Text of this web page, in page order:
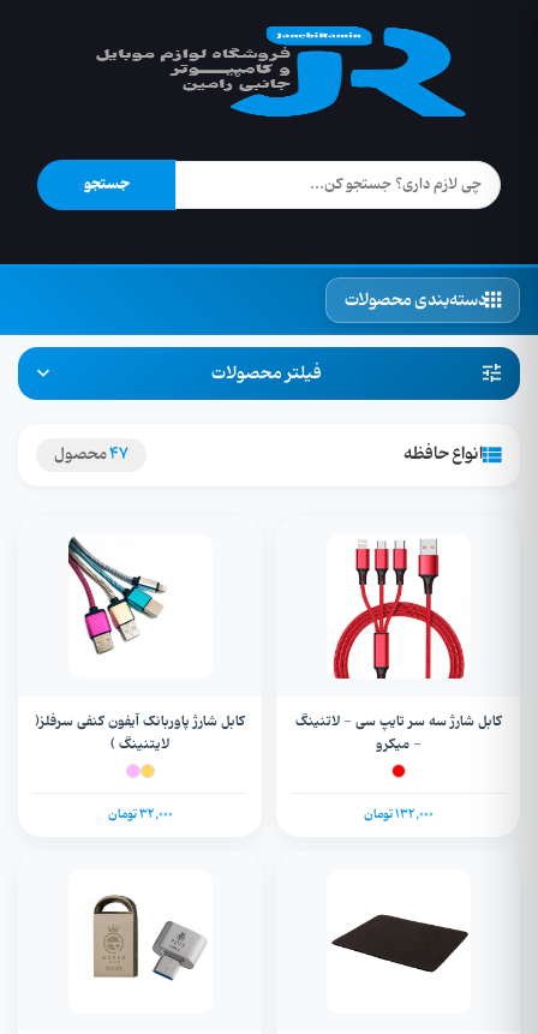
جستجو
دسته‌بندی محصولات
فیلتر محصولات
انواع حافظه 47محصول
کابل شارژ سه سر تایپ سی - لاتنینگ
- میکرو
132,000 تومان
کابل شارژ پاوربانک آیفون کنفی سرفلز(
لایتنینگ )
32,000 تومان